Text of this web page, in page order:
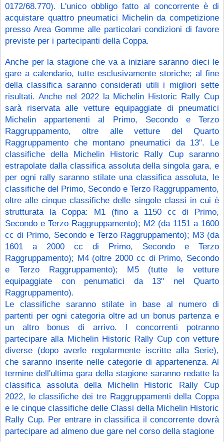
0172/68.770). L'unico obbligo fatto al concorrente è di
acquistare quattro pneumatici Michelin da competizione
presso Area Gomme alle particolari condizioni di favore
previste per i partecipanti della Coppa.
Anche per la stagione che va a iniziare saranno dieci le
gare a calendario, tutte esclusivamente storiche; al fine
della classifica saranno considerati utili i migliori sette
risultati. Anche nel 2022 la Michelin Historic Rally Cup
sarà riservata alle vetture equipaggiate di pneumatici
Michelin appartenenti al Primo, Secondo e Terzo
Raggruppamento, oltre alle vetture del Quarto
Raggruppamento che montano pneumatici da 13". Le
classifiche della Michelin Historic Rally Cup saranno
estrapolate dalla classifica assoluta della singola gara, e
per ogni rally saranno stilate una classifica assoluta, le
classifiche del Primo, Secondo e Terzo Raggruppamento,
oltre alle cinque classifiche delle singole classi in cui è
strutturata la Coppa: M1 (fino a 1150 cc di Primo,
Secondo e Terzo Raggruppamento); M2 (da 1151 a 1600
cc di Primo, Secondo e Terzo Raggruppamento); M3 (da
1601 a 2000 cc di Primo, Secondo e Terzo
Raggruppamento); M4 (oltre 2000 cc di Primo, Secondo
e Terzo Raggruppamento); M5 (tutte le vetture
equipaggiate con penumatici da 13" nel Quarto
Raggruppamento).
Le classifiche saranno stilate in base al numero di
partenti per ogni categoria oltre ad un bonus partenza e
un altro bonus di arrivo. I concorrenti potranno
partecipare alla Michelin Historic Rally Cup con vetture
diverse (dopo averle regolarmente iscritte alla Serie),
che saranno inserite nelle categorie di appartenenza. Al
termine dell'ultima gara della stagione saranno redatte la
classifica assoluta della Michelin Historic Rally Cup
2022, le classifiche dei tre Raggruppamenti della Coppa
e le cinque classifiche delle Classi della Michelin Historic
Rally Cup. Per entrare in classifica il concorrente dovrà
partecipare ad almeno due gare nel corso della stagione